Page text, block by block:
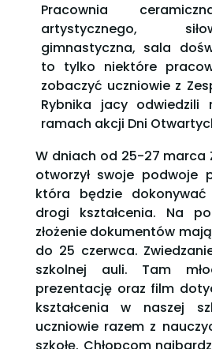
Pracownia
artystycznego,
gimnastyczna, sala
to tylko niektóre
zobaczyć uczniowie z
Rybnika jacy odwiedzili
ramach akcji Dni
W dniach od 25-27 marca
otworzył swoje podwoje
która będzie
drogi kształcenia. Na
złożenie dokumentów
do 25 czerwca.
szkolnej auli. Tam
prezentację oraz film
kształcenia w naszej
uczniowie razem z